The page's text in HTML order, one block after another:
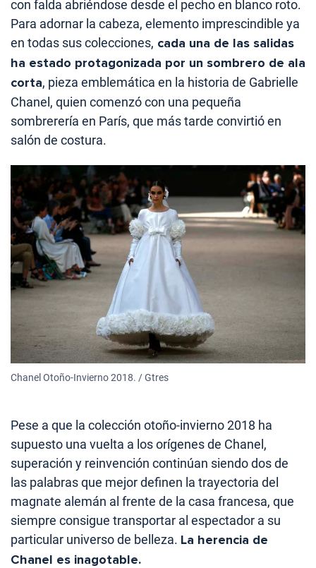
con falda abriéndose desde el pecho en blanco roto.
Para adornar la cabeza, elemento imprescindible ya
en todas sus colecciones, cada una de las salidas
ha estado protagonizada por un sombrero de ala
corta, pieza emblemática en la historia de Gabrielle
Chanel, quien comenzó con una pequeña
sombrerería en París, que más tarde convirtió en
salón de costura.
Chanel Otoño-Invierno 2018. / Gtres
Pese a que la colección otoño-invierno 2018 ha
supuesto una vuelta a los orígenes de Chanel,
superación y reinvención continúan siendo dos de
las palabras que mejor definen la trayectoria del
magnate alemán al frente de la casa francesa, que
siempre consigue transportar al espectador a su
particular universo de belleza. La herencia de
Chanel es inagotable.